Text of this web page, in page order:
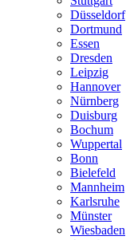
Düsseldorf
Dortmund
Essen
Dresden
Leipzig
Hannover
Nürnberg
Duisburg
Bochum
Wuppertal
Bonn
Bielefeld
Mannheim
Karlsruhe
Münster
Wiesbaden